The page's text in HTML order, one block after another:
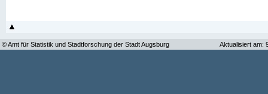
© Amt für Statistik und Stadtforschung der Stadt Augsburg Aktualisiert am: